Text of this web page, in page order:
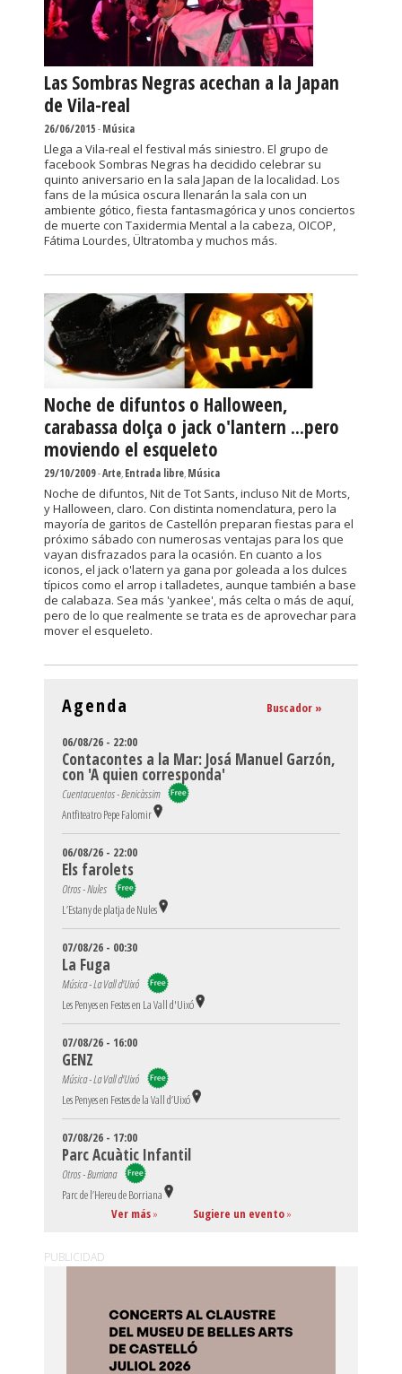
Las Sombras Negras acechan a la Japan
de Vila-real
26/06/2015-Música
Llega a Vila-real el festival más siniestro. El grupo de
facebook Sombras Negras ha decidido celebrar su
quinto aniversario en la sala Japan de la localidad. Los
fans de la música oscura llenarán la sala con un
ambiente gótico, fiesta fantasmagórica y unos conciertos
de muerte con Taxidermia Mental a la cabeza, OICOP,
Fátima Lourdes, Ültratomba y muchos más.
Noche de difuntos o Halloween,
carabassa dolça o jack o'lantern ...pero
moviendo el esqueleto
29/10/2009-Arte,Entrada libre,Música
Noche de difuntos, Nit de Tot Sants, incluso Nit de Morts,
y Halloween, claro. Con distinta nomenclatura, pero la
mayoría de garitos de Castellón preparan fiestas para el
próximo sábado con numerosas ventajas para los que
vayan disfrazados para la ocasión. En cuanto a los
iconos, el jack o'latern ya gana por goleada a los dulces
típicos como el arrop i talladetes, aunque también a base
de calabaza. Sea más 'yankee', más celta o más de aquí,
pero de lo que realmente se trata es de aprovechar para
mover el esqueleto.
Agenda Buscador »
06/08/26 - 22:00
Contacontes a la Mar: Josá Manuel Garzón,
con 'A quien corresponda'
Cuentacuentos - Benicàssim
Antfiteatro Pepe Falomir
06/08/26 - 22:00
Els farolets
Otros - Nules
L’Estany de platja de Nules
07/08/26 - 00:30
La Fuga
Música - La Vall d'Uixó
Les Penyes en Festes en La Vall d'Uixó
07/08/26 - 16:00
GENZ
Música - La Vall d'Uixó
Les Penyes en Festes de la Vall d’Uixó
07/08/26 - 17:00
Parc Acuàtic Infantil
Otros - Burriana
Parc de l’Hereu de Borriana
Ver más» Sugiere un evento»
PUBLICIDAD